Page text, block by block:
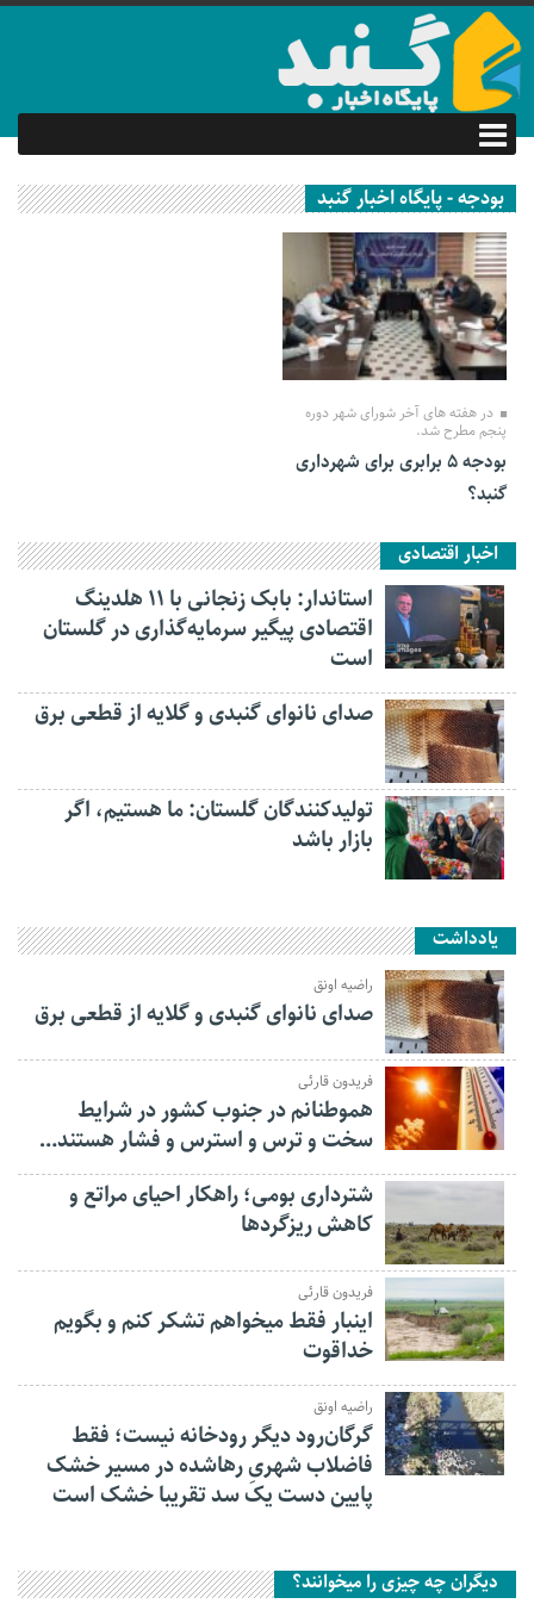
بودجه - پایگاه اخبار گنبد
28 اسفند 1399
در هفته های آخر شورای شهر دوره
پنجم مطرح شد.
بودجه ۵ برابری برای شهرداری
گنبد؟
اخبار اقتصادی
استاندار: بابک زنجانی با ۱۱ هلدینگ
اقتصادی پیگیر سرمایه‌گذاری در گلستان
است
صدای نانوای گنبدی و گلایه از قطعی برق
تولیدکنندگان گلستان: ما هستیم، اگر
بازار باشد
یادداشت
راضیه اونق
صدای نانوای گنبدی و گلایه از قطعی برق
فریدون قارئی
هموطنانم در جنوب کشور در شرایط
سخت و ترس و استرس و فشار هستند…
شترداری بومی؛ راهکار احیای مراتع و
کاهش ریزگردها
فریدون قارئی
اینبار فقط میخواهم تشکر کنم و بگویم
خداقوت
راضیه اونق
گرگان‌رود دیگر رودخانه نیست؛ فقط
فاضلاب شهریِ رهاشده در مسیر خشک
پایین دست یک سد تقریبا خشک است
دیگران چه چیزی را میخوانند؟